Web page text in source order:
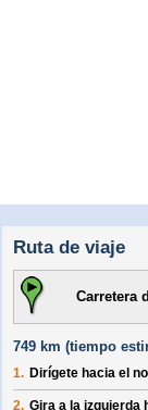
Ruta de viaje
Carretera
749 km (tiempo
1. Dirígete hacia el
2. Gira a la izquierda